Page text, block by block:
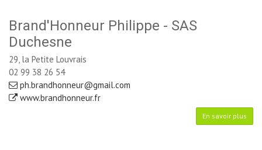
Brand'Honneur Philippe - SAS
Duchesne
29, la Petite Louvrais
02 99 38 26 54
ph.brandhonneur@gmail.com
www.brandhonneur.fr
En savoir plus